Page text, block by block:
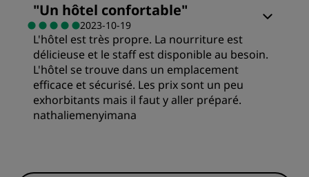
Qualité/prix
Literie
Emplacement
Propreté
"Un hôtel confortable"
2023-10-19
L'hôtel est très propre. La nourriture est
délicieuse et le staff est disponible au besoin.
L'hôtel se trouve dans un emplacement
efficace et sécurisé. Les prix sont un peu
exhorbitants mais il faut y aller préparé.
nathaliemenyimana